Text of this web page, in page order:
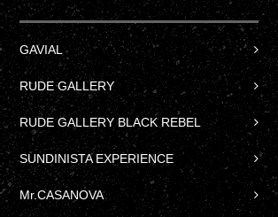
GAVIAL
RUDE GALLERY
RUDE GALLERY BLACK REBEL
SUNDINISTA EXPERIENCE
Mr.CASANOVA